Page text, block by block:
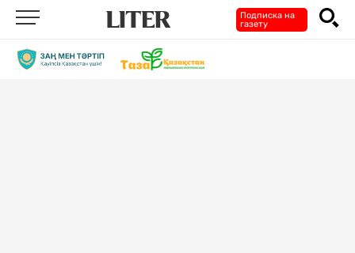
Подписка на
газету